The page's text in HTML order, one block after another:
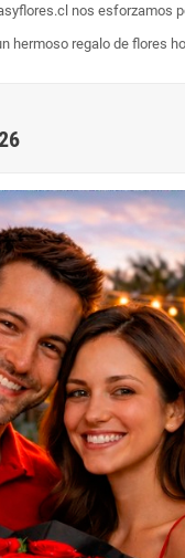
nos esforzamos
hermoso regalo de flores